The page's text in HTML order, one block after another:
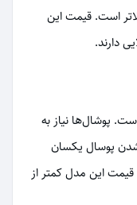
است. قیمت این
دارند.
پوشال‌ها نیاز به
پوسال یکسان
این مدل کمتر از